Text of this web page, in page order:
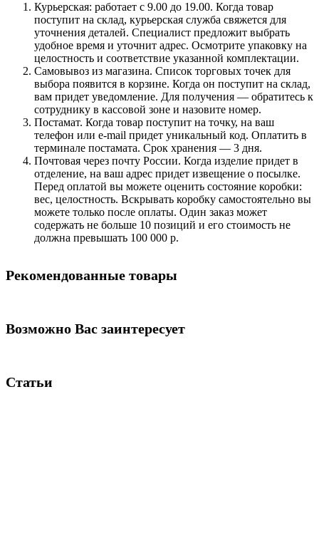
Курьерская: работает с 9.00 до 19.00. Когда товар
поступит на склад, курьерская служба свяжется для
уточнения деталей. Специалист предложит выбрать
удобное время и уточнит адрес. Осмотрите упаковку на
целостность и соответствие указанной комплектации.
Самовывоз из магазина. Список торговых точек для
выбора появится в корзине. Когда он поступит на склад,
вам придет уведомление. Для получения — обратитесь к
сотруднику в кассовой зоне и назовите номер.
Постамат. Когда товар поступит на точку, на ваш
телефон или e-mail придет уникальный код. Оплатить в
терминале постамата. Срок хранения — 3 дня.
Почтовая через почту России. Когда изделие придет в
отделение, на ваш адрес придет извещение о посылке.
Перед оплатой вы можете оценить состояние коробки:
вес, целостность. Вскрывать коробку самостоятельно вы
можете только после оплаты. Один заказ может
содержать не больше 10 позиций и его стоимость не
должна превышать 100 000 р.
Рекомендованные товары
Возможно Вас заинтересует
Статьи